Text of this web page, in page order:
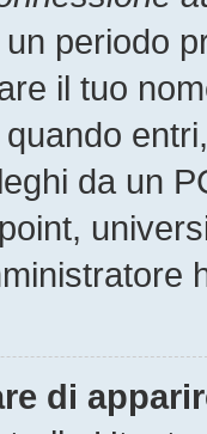
periodo
il tuo
quando
da un
di